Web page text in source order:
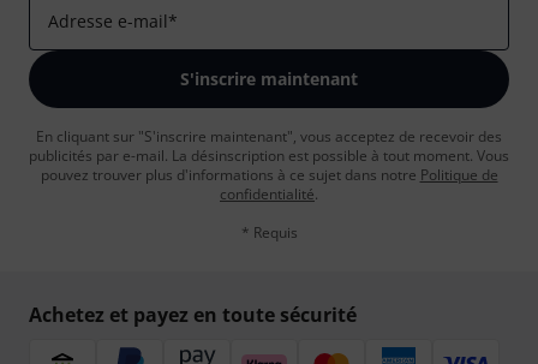
Adresse e-mail*
S'inscrire maintenant
En cliquant sur "S'inscrire maintenant", vous acceptez de recevoir des
publicités par e-mail. La désinscription est possible à tout moment. Vous
pouvez trouver plus d'informations à ce sujet dans notre Politique de
confidentialité.
* Requis
Achetez et payez en toute sécurité